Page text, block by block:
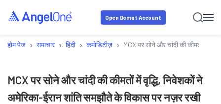
Open Demat Account
होम पेज › समाचार › हिंदी › कमोडिटीज़ › MCX पर सोने और चांदी की कीमतों में
MCX पर सोने और चांदी की कीमतों में वृद्धि, निवेशकों ने
अमेरिका-ईरान शांति समझौते के विकास पर नज़र रखी